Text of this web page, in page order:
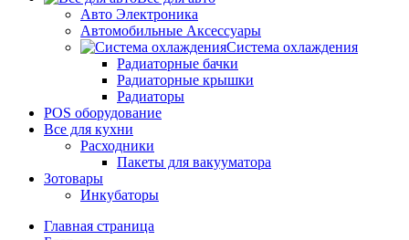
Авто Электроника
Автомобильные Аксессуары
Система охлаждения
Радиаторные бачки
Радиаторные крышки
Радиаторы
POS оборудование
Все для кухни
Расходники
Пакеты для вакууматора
Зотовары
Инкубаторы
Главная страница